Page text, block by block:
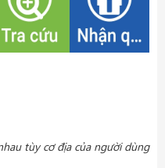
tùy cơ địa của người dùng